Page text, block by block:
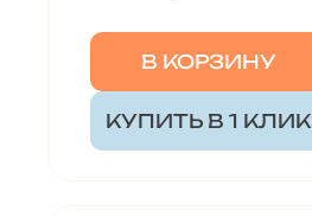
В КОРЗИНУ
КУПИТЬ В 1 КЛИК